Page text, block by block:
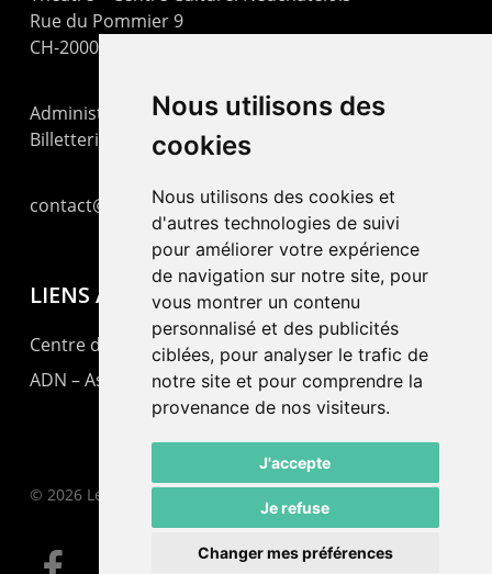
Nous utilisons des
cookies
Nous utilisons des cookies et
d'autres technologies de suivi
pour améliorer votre expérience
de navigation sur notre site, pour
vous montrer un contenu
personnalisé et des publicités
ciblées, pour analyser le trafic de
notre site et pour comprendre la
provenance de nos visiteurs.
J'accepte
Je refuse
Changer mes préférences
Rue du Pommier 9
CH-2000 Neuchâtel
Administration : +41 32 725 03 03
Billetterie : +41 32 725 05 05
contact@lepommier.ch
LIENS AMIS
Centre de culture ABC
ADN – Association Danse Neuchâtel
© 2026 Le Pommier.
facebook email